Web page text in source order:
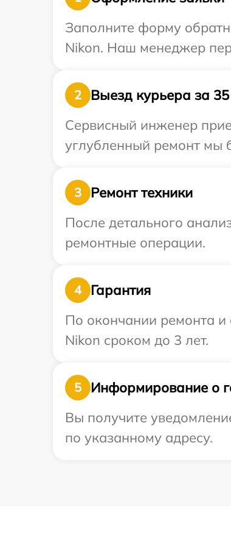
Заполните форму
Nikon. Наш менеджер
2
Выезд курьера за
Сервисный инженер
углубленный ремонт мы
3
Ремонт техники
После детального
ремонтные операции.
4
Гарантия
По окончании ремонта
Nikon сроком до 3 лет.
5
Информирование о
Вы получите
по указанному адресу.